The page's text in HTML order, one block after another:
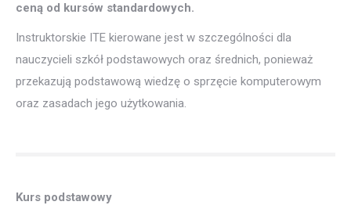
ceną od kursów standardowych.
Instruktorskie ITE kierowane jest w szczególności dla
nauczycieli szkół podstawowych oraz średnich, ponieważ
przekazują podstawową wiedzę o sprzęcie komputerowym
oraz zasadach jego użytkowania.
Kurs podstawowy